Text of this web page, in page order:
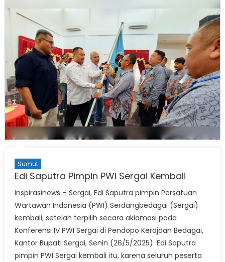
Sumut
Edi Saputra Pimpin PWI Sergai Kembali
Inspirasinews – Sergai, Edi Saputra pimpin Persatuan
Wartawan Indonesia (PWI) Serdangbedagai (Sergai)
kembali, setelah terpilih secara aklamasi pada
Konferensi IV PWI Sergai di Pendopo Kerajaan Bedagai,
Kantor Bupati Sergai, Senin (26/5/2025). Edi Saputra
pimpin PWI Sergai kembali itu, karena seluruh peserta